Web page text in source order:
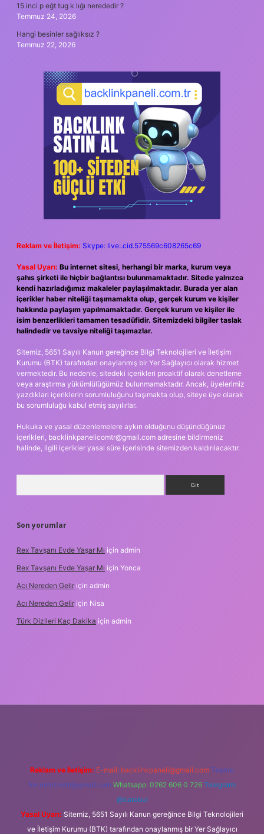
15 inci p eğt tug k lığı nerededir ?
Temmuz 24, 2026
Hangi besinler sağlıksız ?
Temmuz 22, 2026
Reklam ve İletişim: Skype: live:.cid.575569c608265c69
Yasal Uyarı: Bu internet sitesi, herhangi bir marka, kurum veya
şahıs şirketi ile hiçbir bağlantısı bulunmamaktadır. Sitede yalnızca
kendi hazırladığımız makaleler paylaşılmaktadır. Burada yer alan
içerikler haber niteliği taşımamakta olup, gerçek kurum ve kişiler
hakkında paylaşım yapılmamaktadır. Gerçek kurum ve kişiler ile
isim benzerlikleri tamamen tesadüfidir. Sitemizdeki bilgiler taslak
halindedir ve tavsiye niteliği taşımazlar.
Sitemiz, 5651 Sayılı Kanun gereğince Bilgi Teknolojileri ve İletişim
Kurumu (BTK) tarafından onaylanmış bir Yer Sağlayıcı olarak hizmet
vermektedir. Bu nedenle, sitedeki içerikleri proaktif olarak denetleme
veya araştırma yükümlülüğümüz bulunmamaktadır. Ancak, üyelerimiz
yazdıkları içeriklerin sorumluluğunu taşımakta olup, siteye üye olarak
bu sorumluluğu kabul etmiş sayılırlar.
Hukuka ve yasal düzenlemelere aykırı olduğunu düşündüğünüz
içerikleri, backlinkpanelicomtr@gmail.com adresine bildirmeniz
halinde, ilgili içerikler yasal süre içerisinde sitemizden kaldırılacaktır.
Son yorumlar
Rex Tavşanı Evde Yaşar Mı için admin
Rex Tavşanı Evde Yaşar Mı için Yonca
Acı Nereden Gelir için admin
Acı Nereden Gelir için Nisa
Türk Dizileri Kaç Dakika için admin
Reklam ve İletişim: E-mail: backlinkpaneli@gmail.com Teams:
forumhizmeti@gmail.com Whatsapp: 0262 606 0 726 Telegram:
@karabul
Yasal Uyarı: Sitemiz, 5651 Sayılı Kanun gereğince Bilgi Teknolojileri
ve İletişim Kurumu (BTK) tarafından onaylanmış bir Yer Sağlayıcı